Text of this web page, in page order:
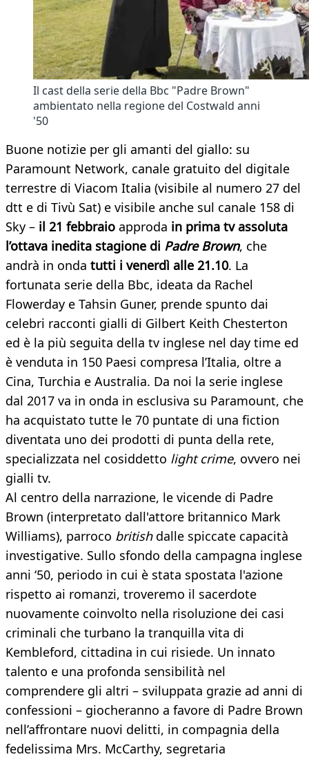
Il cast della serie della Bbc "Padre Brown"
ambientato nella regione del Costwald anni
'50
Buone notizie per gli amanti del giallo: su
Paramount Network, canale gratuito del digitale
terrestre di Viacom Italia (visibile al numero 27 del
dtt e di Tivù Sat) e visibile anche sul canale 158 di
Sky – il 21 febbraio approda in prima tv assoluta
l’ottava inedita stagione di Padre Brown, che
andrà in onda tutti i venerdì alle 21.10. La
fortunata serie della Bbc, ideata da Rachel
Flowerday e Tahsin Guner, prende spunto dai
celebri racconti gialli di Gilbert Keith Chesterton
ed è la più seguita della tv inglese nel day time ed
è venduta in 150 Paesi compresa l’Italia, oltre a
Cina, Turchia e Australia. Da noi la serie inglese
dal 2017 va in onda in esclusiva su Paramount, che
ha acquistato tutte le 70 puntate di una fiction
diventata uno dei prodotti di punta della rete,
specializzata nel cosiddetto light crime, ovvero nei
gialli tv.
Al centro della narrazione, le vicende di Padre
Brown (interpretato dall'attore britannico Mark
Williams), parroco britishdalle spiccate capacità
investigative. Sullo sfondo della campagna inglese
anni ‘50, periodo in cui è stata spostata l'azione
rispetto ai romanzi, troveremo il sacerdote
nuovamente coinvolto nella risoluzione dei casi
criminali che turbano la tranquilla vita di
Kembleford, cittadina in cui risiede. Un innato
talento e una profonda sensibilità nel
comprendere gli altri – sviluppata grazie ad anni di
confessioni – giocheranno a favore di Padre Brown
nell’affrontare nuovi delitti, in compagnia della
fedelissima Mrs. McCarthy, segretaria